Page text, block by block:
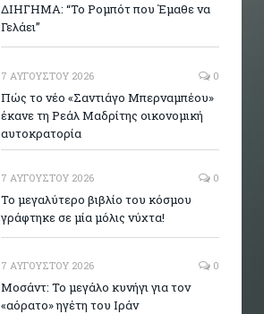
ΔΙΗΓΗΜΑ: “Το Ρομπότ που Έμαθε να
Γελάει”
7 ΑΥΓΟΎΣΤΟΥ 2026 0
Πώς το νέο «Σαντιάγο Μπερναμπέου»
έκανε τη Ρεάλ Μαδρίτης οικονομική
αυτοκρατορία
7 ΑΥΓΟΎΣΤΟΥ 2026 0
Το μεγαλύτερο βιβλίο του κόσμου
γράφτηκε σε μία μόλις νύχτα!
7 ΑΥΓΟΎΣΤΟΥ 2026 0
Μοσάντ: Το μεγάλο κυνήγι για τον
«αόρατο» ηγέτη του Ιράν